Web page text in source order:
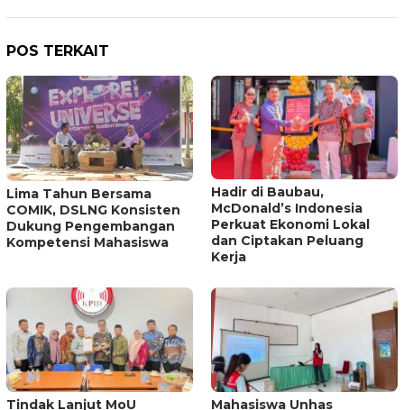
POS TERKAIT
Lima Tahun Bersama
COMIK, DSLNG Konsisten
Dukung Pengembangan
Kompetensi Mahasiswa
Hadir di Baubau,
McDonald’s Indonesia
Perkuat Ekonomi Lokal
dan Ciptakan Peluang
Kerja
Tindak Lanjut MoU Mahasiswa Unhas